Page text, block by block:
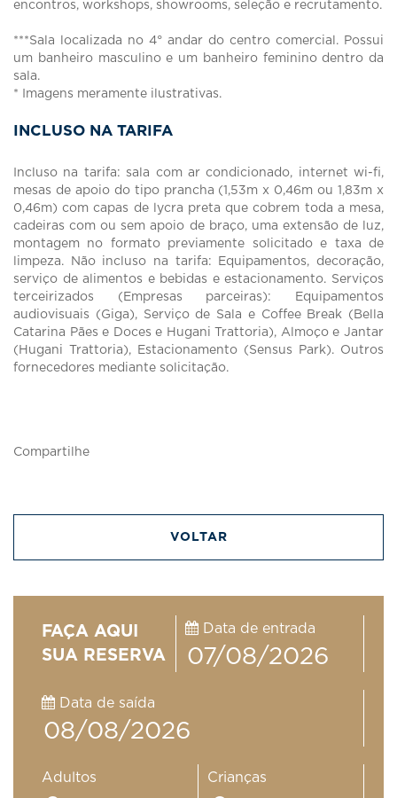
encontros, workshops, showrooms, seleção e recrutamento.
***Sala localizada no 4° andar do centro comercial. Possui
um banheiro masculino e um banheiro feminino dentro da
sala.
* Imagens meramente ilustrativas.
INCLUSO NA TARIFA
Incluso na tarifa: sala com ar condicionado, internet wi-fi,
mesas de apoio do tipo prancha (1,53m x 0,46m ou 1,83m x
0,46m) com capas de lycra preta que cobrem toda a mesa,
cadeiras com ou sem apoio de braço, uma extensão de luz,
montagem no formato previamente solicitado e taxa de
limpeza. Não incluso na tarifa: Equipamentos, decoração,
serviço de alimentos e bebidas e estacionamento. Serviços
terceirizados (Empresas parceiras): Equipamentos
audiovisuais (Giga), Serviço de Sala e Coffee Break (Bella
Catarina Pães e Doces e Hugani Trattoria), Almoço e Jantar
(Hugani Trattoria), Estacionamento (Sensus Park). Outros
fornecedores mediante solicitação.
Compartilhe
VOLTAR
FAÇA AQUI
SUA RESERVA
Data de entrada
Data de saída
Adultos Crianças